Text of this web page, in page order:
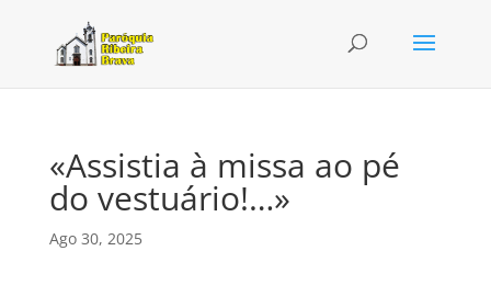
«Assistia à missa ao pé
do vestuário!…»
Ago 30, 2025